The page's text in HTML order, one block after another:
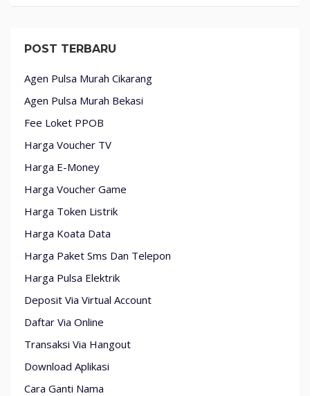
POST TERBARU
Agen Pulsa Murah Cikarang
Agen Pulsa Murah Bekasi
Fee Loket PPOB
Harga Voucher TV
Harga E-Money
Harga Voucher Game
Harga Token Listrik
Harga Koata Data
Harga Paket Sms Dan Telepon
Harga Pulsa Elektrik
Deposit Via Virtual Account
Daftar Via Online
Transaksi Via Hangout
Download Aplikasi
Cara Ganti Nama